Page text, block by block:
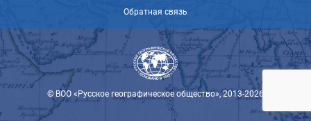
Обратная связь
© ВОО «Русское географическое общество», 2013-2026